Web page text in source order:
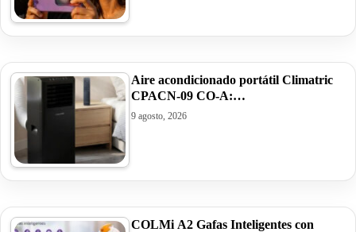
Aire acondicionado portátil Climatric
CPACN-09 CO-A:…
9 agosto, 2026
COLMi A2 Gafas Inteligentes con